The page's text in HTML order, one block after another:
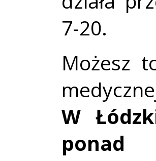
7-20.
Możesz
W